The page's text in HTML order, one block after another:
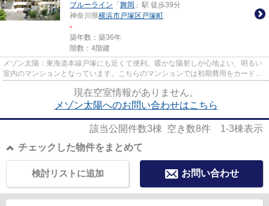
ブルーライン 「 舞岡 」駅 徒歩39分
神奈川県横浜市戸塚区 戸塚町
-
築年数：築36年
階数：4階建
メゾン太陽：東海道本線戸塚にも近くて便利。暖かな陽射しが心地よい、明るい
室内のマンションとなっています。こちらのマンションでは初期費用をカードで
現在空室情報がありません。
メゾン太陽へのお問い合わせはこちら
該当公開件数3棟 空き数8件 1-3棟表示
チェックした物件をまとめて
お問い合わせ
検討リストに追加